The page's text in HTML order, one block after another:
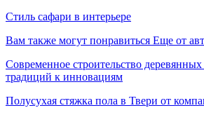
Стиль сафари в интерьере
Вам также могут понравиться Еще от
Современное строительство
традиций к инновациям
Полусухая стяжка пола в Твери от